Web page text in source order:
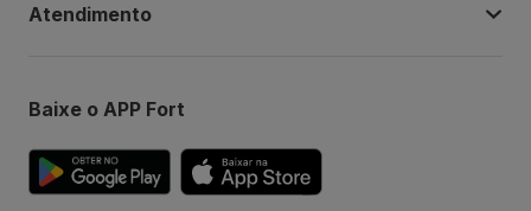
Atendimento
Baixe o APP Fort